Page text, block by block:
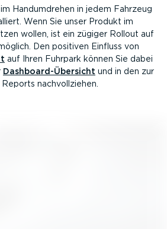
Handum­drehen in jedem Fahrzeug
Wenn Sie unser Produkt im
wollen, ist ein zügiger Rollout auf
Den positiven Einfluss von
auf Ihren Fuhrpark können Sie dabei
Dashboar­d-­Über­sicht und in den zur
nachvoll­ziehen.